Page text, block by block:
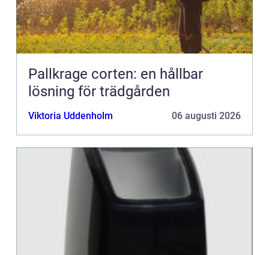
Pallkrage corten: en hållbar
lösning för trädgården
Viktoria Uddenholm 06 augusti 2026